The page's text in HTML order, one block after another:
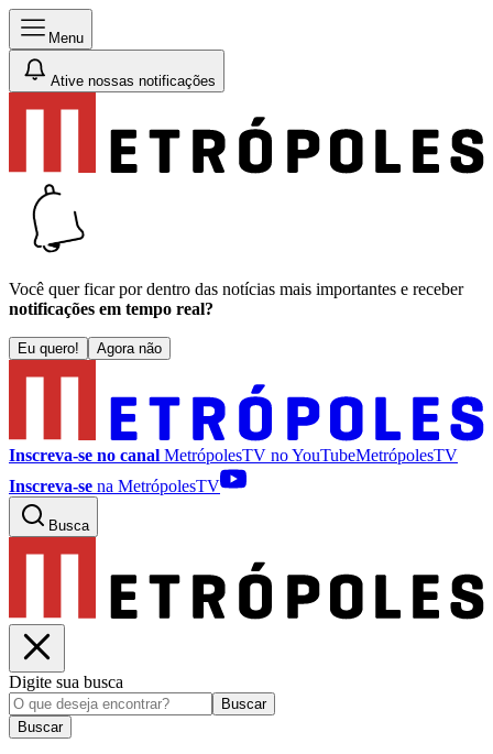
Menu
Ative nossas notificações
Você quer ficar por dentro das notícias mais importantes e receber
notificações em tempo real?
Eu quero! Agora não
Inscreva-se no canal MetrópolesTV noYouTubeMetrópolesTV
Inscreva-se na MetrópolesTV
Busca
Digite sua busca
Buscar
Buscar